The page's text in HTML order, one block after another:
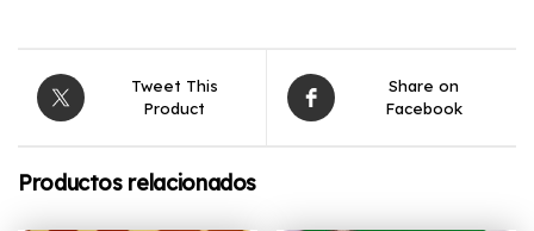
Tweet This
Product
Share on
Facebook
Productos relacionados